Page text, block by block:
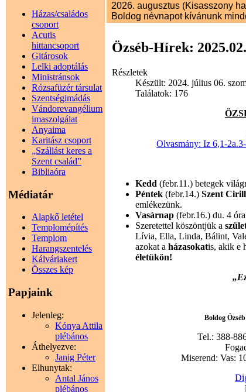
Házas/családos
csoport
Acutis
hittancsoport
Gitárosok
Lelki adoptálás
Ministránsok
Rózsafüzér társulat
Szentségimádás
Vándorevangélium
imaszolgálat
Anyaima
Karitász csoport
„Szállást keres a
Szent család”
Bibliaóra
Médiatár
Alapkő letétel
Templomépítés
Templom
Harangszentelés
Kálváriakert
Összes kép
Papjaink
Jelenleg:
Kónya Attila
plébános
Áthelyezve:
Janig Péter
Elhunytak:
Antal János
plébános
2026. augusztus (Kisasszony
Boldog névnapot kívánunk
Özséb-Hírek:
Részletek
Készült: 2024. július 06.
Találatok: 176
Olvasmány: Iz 6,1-
Kedd(febr.11.) betegek
Péntek(febr.14.)Szent
emlékezünk.
Vasárnap(febr.16.) du. 4
Szeretettel köszöntjük a
Lívia, Ella, Linda, Bálint,
azokat aházasokatis, akik e
életükön!
Boldog
Tel.: 388-
Miserend: Vas: